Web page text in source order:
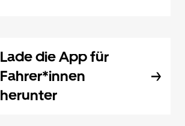
Lade die App für
Fahrer*innen
herunter